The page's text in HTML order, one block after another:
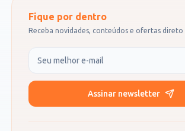
Fique por dentro
Receba novidades, conteúdos e ofertas direto
Seu e-mail
Assinar newsletter